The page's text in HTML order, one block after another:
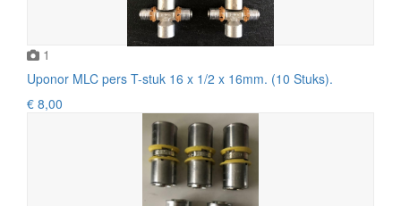
1
Uponor MLC pers T-stuk 16 x 1/2 x 16mm. (10 Stuks).
€ 8,00